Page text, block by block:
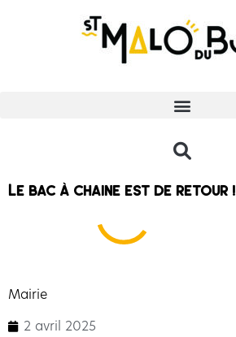
Le bac à chaine est de retour !
Mairie
2 avril 2025